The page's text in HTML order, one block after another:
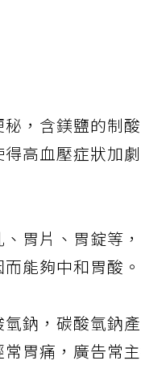
，含鎂鹽的制
高血壓症狀加劇
胃片、胃錠等
能夠中和胃酸。
鈉，碳酸氫鈉
胃痛，廣告常